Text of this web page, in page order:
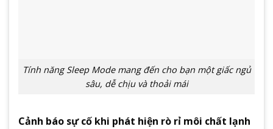
Tính năng Sleep Mode mang đến cho bạn một giấc ngủ
sâu, dễ chịu và thoải mái
Cảnh báo sự cố khi phát hiện rò rỉ môi chất lạnh